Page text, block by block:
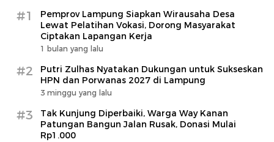
#1
Pemprov Lampung Siapkan Wirausaha Desa
Lewat Pelatihan Vokasi, Dorong Masyarakat
Ciptakan Lapangan Kerja
1 bulan yang lalu
#2
Putri Zulhas Nyatakan Dukungan untuk Sukseskan
HPN dan Porwanas 2027 di Lampung
3 minggu yang lalu
#3
Tak Kunjung Diperbaiki, Warga Way Kanan
Patungan Bangun Jalan Rusak, Donasi Mulai
Rp1.000